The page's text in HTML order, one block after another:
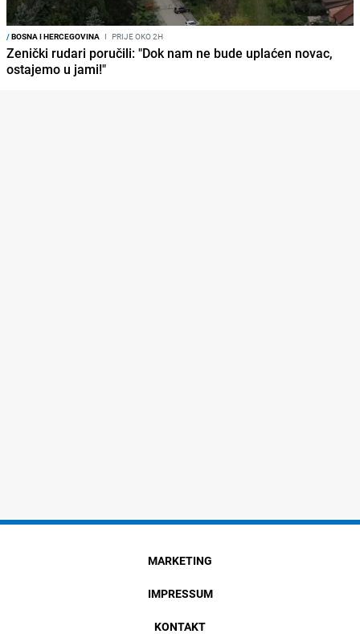
/BOSNA I HERCEGOVINA I PRIJE OKO 2H
Zenički rudari poručili: "Dok nam ne bude uplaćen novac,
ostajemo u jami!"
MARKETING
IMPRESSUM
KONTAKT